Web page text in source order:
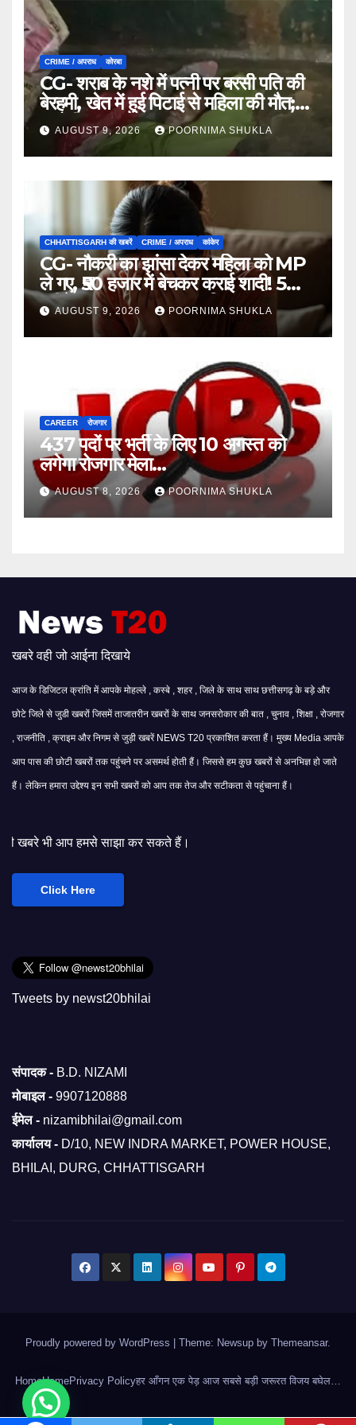
CRIME / अपराध कोरबा
CG- शराब के नशे में पत्नी पर बरसी पति की
बेरहमी, खेत में हुई पिटाई से महिला की मौत;
आरोपी फरार…
AUGUST 9, 2026 POORNIMA SHUKLA
CHHATTISGARH की खबरें CRIME / अपराध कांकेर
CG- नौकरी का झांसा देकर महिला को MP
ले गए, ₹50 हजार में बेचकर कराई शादी! 5
महीने बाद खुला पूरा राज, 3 गिरफ्तार…
AUGUST 9, 2026 POORNIMA SHUKLA
CAREER रोजगार
437 पदों पर भर्ती के लिए 10 अगस्त को
लगेगा रोजगार मेला…
AUGUST 8, 2026 POORNIMA SHUKLA
खबरे वही जो आईना दिखाये
आज के डिजिटल क्रांति में आपके मोहल्ले , कस्बे , शहर , जिले के साथ साथ छत्तीसगढ़ के बड़े और
छोटे जिले से जुडी खबरों जिसमें ताजातरीन खबरों के साथ जनसरोकार की बात , चुनाव , शिक्षा , रोजगार
, राजनीति , क्राइम और निगम से जुड़ी खबरें NEWS T20 प्रकाशित करता हैं। मुख्य Media आपके
आप पास की छोटी खबरों तक पहुंचने पर असमर्थ होती हैं। जिससे हम कुछ खबरों से अनभिज्ञ हो जाते
हैं। लेकिन हमारा उद्देश्य इन सभी खबरों को आप तक तेज और सटीकता से पहुंचाना हैं।
साझा कर सकते हैं।
Click Here
Tweets by newst20bhilai
संपादक - B.D. NIZAMI
मोबाइल - 9907120888
ईमेल - nizamibhilai@gmail.com
कार्यालय - D/10, NEW INDRA MARKET, POWER HOUSE,
BHILAI, DURG, CHHATTISGARH
Proudly powered by WordPress Theme: Newsup by Themeansar.
HomeHomePrivacy Policyहर आँगन एक पेड़ आज सबसे बड़ी जरूरत विजय बघेल…